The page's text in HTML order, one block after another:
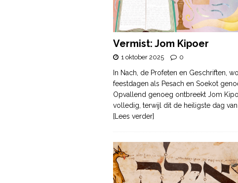
Vermist: Jom Kipoer
1 oktober 2025 0
In Nach, de Profeten en Geschriften,
feestdagen als Pesach en Soekot
Opvallend genoeg ontbreekt Jom
volledig, terwijl dit de heiligste dag van
[Lees verder]